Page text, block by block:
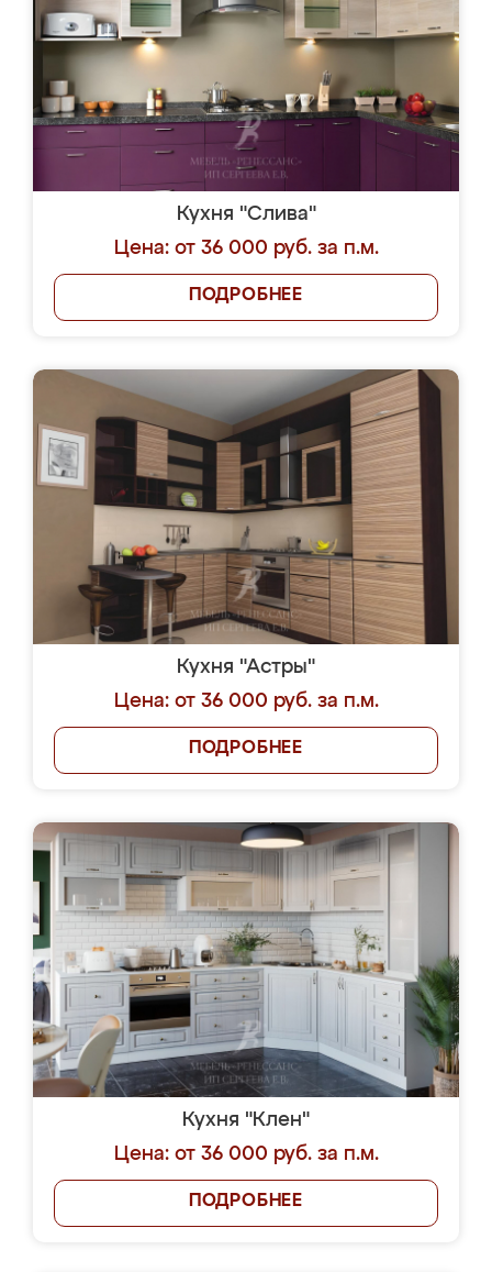
Кухня "Слива"
Цена: от 36 000 руб. за п.м.
ПОДРОБНЕЕ
Кухня "Астры"
Цена: от 36 000 руб. за п.м.
ПОДРОБНЕЕ
Кухня "Клен"
Цена: от 36 000 руб. за п.м.
ПОДРОБНЕЕ